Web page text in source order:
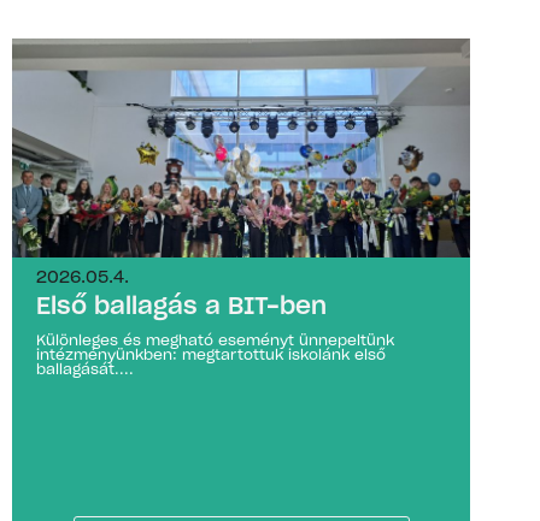
2026.05.4.
Első ballagás a BIT-ben
Különleges és megható eseményt ünnepeltünk
intézményünkben: megtartottuk iskolánk első
ballagását....